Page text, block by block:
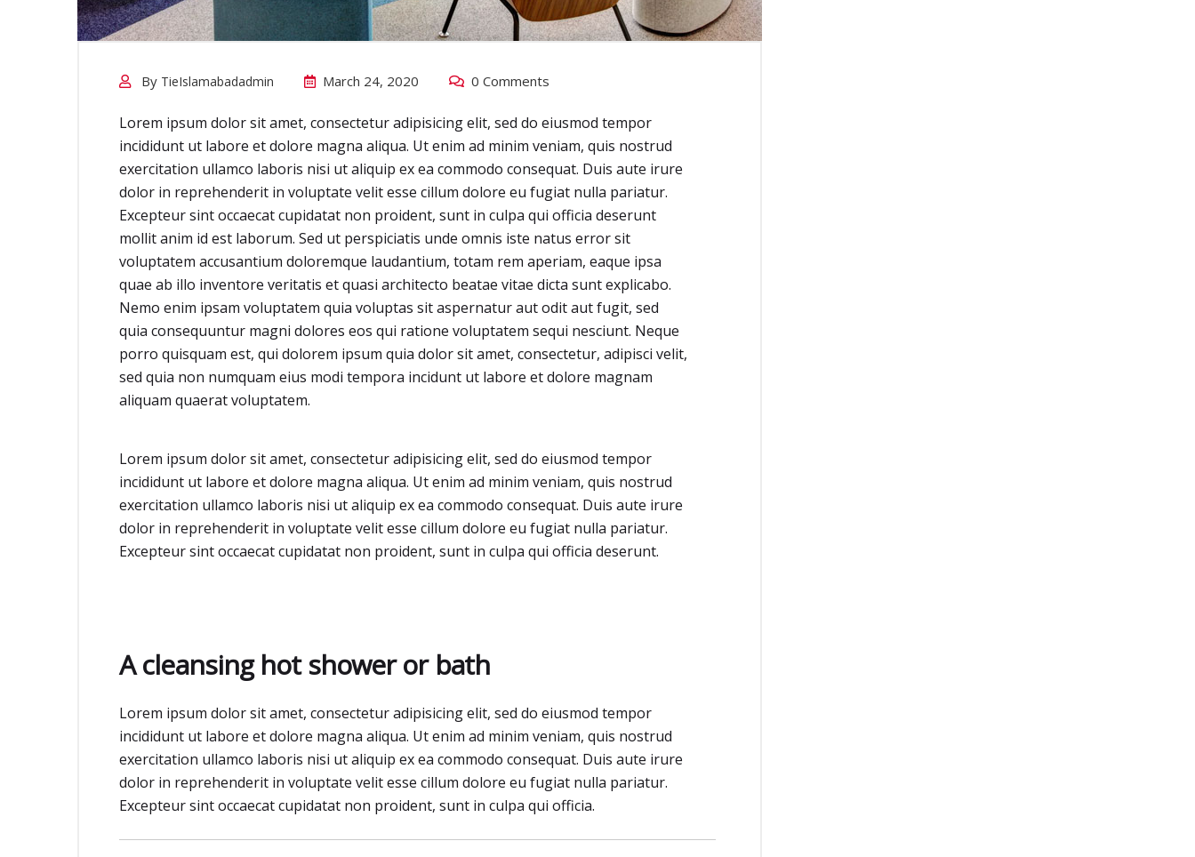
By TieIslamabadadmin March 24, 2020 0 Comments
Lorem ipsum dolor sit amet, consectetur adipisicing elit, sed do eiusmod tempor
incididunt ut labore et dolore magna aliqua. Ut enim ad minim veniam, quis nostrud
exercitation ullamco laboris nisi ut aliquip ex ea commodo consequat. Duis aute irure
dolor in reprehenderit in voluptate velit esse cillum dolore eu fugiat nulla pariatur.
Excepteur sint occaecat cupidatat non proident, sunt in culpa qui officia deserunt
mollit anim id est laborum. Sed ut perspiciatis unde omnis iste natus error sit
voluptatem accusantium doloremque laudantium, totam rem aperiam, eaque ipsa
quae ab illo inventore veritatis et quasi architecto beatae vitae dicta sunt explicabo.
Nemo enim ipsam voluptatem quia voluptas sit aspernatur aut odit aut fugit, sed
quia consequuntur magni dolores eos qui ratione voluptatem sequi nesciunt. Neque
porro quisquam est, qui dolorem ipsum quia dolor sit amet, consectetur, adipisci velit,
sed quia non numquam eius modi tempora incidunt ut labore et dolore magnam
aliquam quaerat voluptatem.
Lorem ipsum dolor sit amet, consectetur adipisicing elit, sed do eiusmod tempor
incididunt ut labore et dolore magna aliqua. Ut enim ad minim veniam, quis nostrud
exercitation ullamco laboris nisi ut aliquip ex ea commodo consequat. Duis aute irure
dolor in reprehenderit in voluptate velit esse cillum dolore eu fugiat nulla pariatur.
Excepteur sint occaecat cupidatat non proident, sunt in culpa qui officia deserunt.
A cleansing hot shower or bath
Lorem ipsum dolor sit amet, consectetur adipisicing elit, sed do eiusmod tempor
incididunt ut labore et dolore magna aliqua. Ut enim ad minim veniam, quis nostrud
exercitation ullamco laboris nisi ut aliquip ex ea commodo consequat. Duis aute irure
dolor in reprehenderit in voluptate velit esse cillum dolore eu fugiat nulla pariatur.
Excepteur sint occaecat cupidatat non proident, sunt in culpa qui officia.